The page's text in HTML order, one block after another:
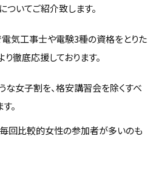
いてご紹介致します。
電気工事士や電験3種の資格をとりた
り徹底応援しております。
女子割を、格安講習会を除くすべ
。
回比較的女性の参加者が多いのも